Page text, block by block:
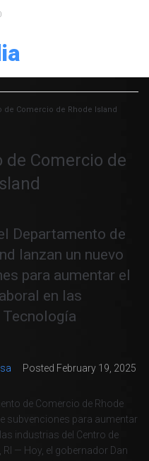
de Comercio de Rhode Island
Comercio de
Departamento de
lanzan un nuevo
para aumentar el
en las
Posted February 19, 2025
de Comercio de Rhode
subvenciones para aumentar
industrias del Centro de
RI — Hoy, el gobernador Dan